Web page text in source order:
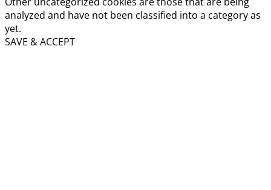
analyzed and have not been classified into a category as
yet.
SAVE & ACCEPT